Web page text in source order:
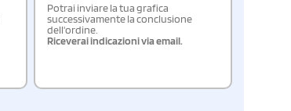
Potrai inviare la tua grafica
successivamente la conclusione
dell'ordine.
Riceverai indicazioni via email.